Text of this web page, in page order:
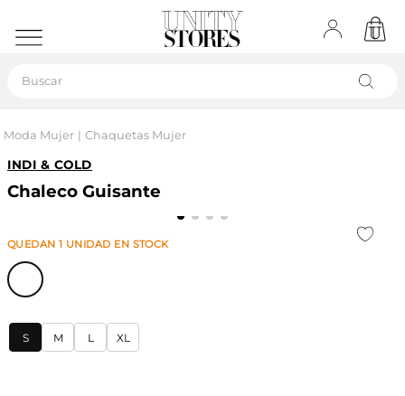
Moda Mujer Chaquetas Mujer
INDI & COLD
Chaleco Guisante
QUEDAN1 UNIDAD EN STOCK
S M L XL